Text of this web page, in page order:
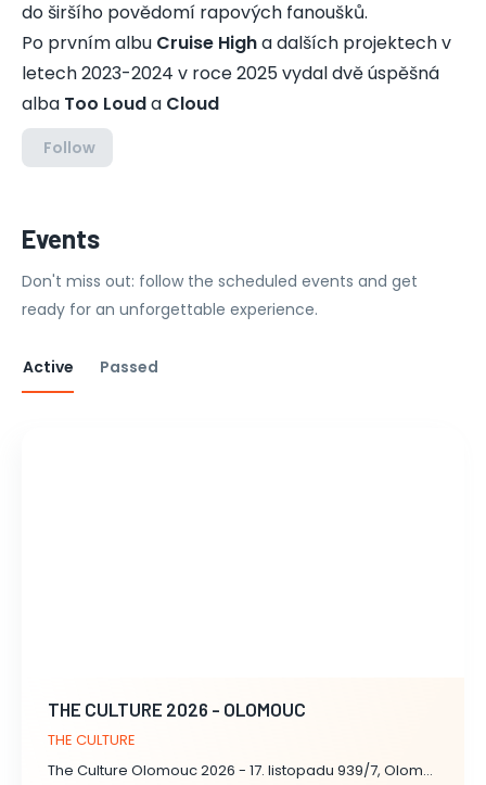
do širšího povědomí rapových fanoušků.
Po prvním albu Cruise Higha dalších projektech v
letech 2023-2024 v roce 2025 vydal dvě úspěšná
alba Too Louda Cloud
Follow
Events
Don't miss out: follow the scheduled events and get
ready for an unforgettable experience.
Active Passed
THE CULTURE 2026 - OLOMOUC
THE CULTURE
The Culture Olomouc 2026 - 17. listopadu 939/7, Olomouc